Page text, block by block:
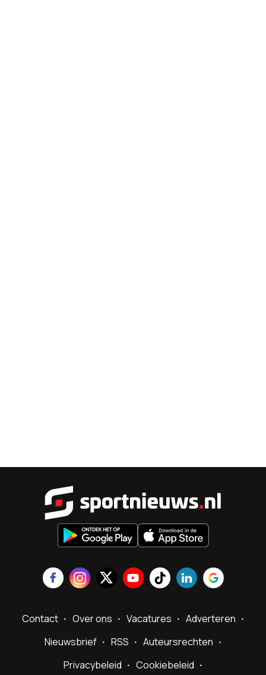
Contact Over ons Vacatures
Adverteren
Nieuwsbrief
RSS
Auteursrechten
Privacybeleid
Cookiebeleid